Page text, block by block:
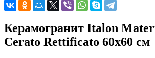
Керамогранит Italon
Cerato Rettificato 60x60 см